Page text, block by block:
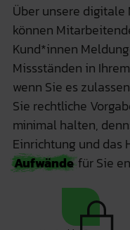
Über unsere
können
Kund*innen
Missständen in
wenn Sie es
Sie rechtliche
minimal halten,
Einrichtung und das
Aufwändefür Sie